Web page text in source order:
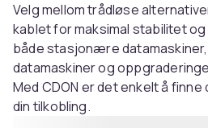
Velg mellom trådløse
kablet for maksimal stabilitet
både stasjonære
datamaskiner og
Med CDON er det enkelt å
din tilkobling.